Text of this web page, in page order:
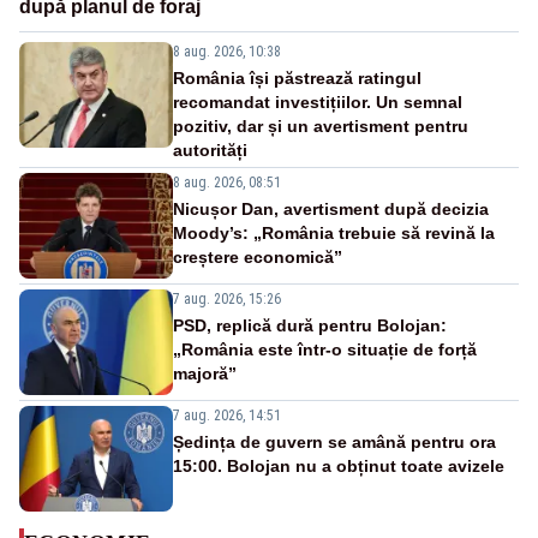
după planul de foraj
8 aug. 2026, 10:38
România își păstrează ratingul
recomandat investițiilor. Un semnal
pozitiv, dar și un avertisment pentru
autorități
8 aug. 2026, 08:51
Nicușor Dan, avertisment după decizia
Moody’s: „România trebuie să revină la
creștere economică”
7 aug. 2026, 15:26
PSD, replică dură pentru Bolojan:
„România este într-o situație de forță
majoră”
7 aug. 2026, 14:51
Ședința de guvern se amână pentru ora
15:00. Bolojan nu a obținut toate avizele